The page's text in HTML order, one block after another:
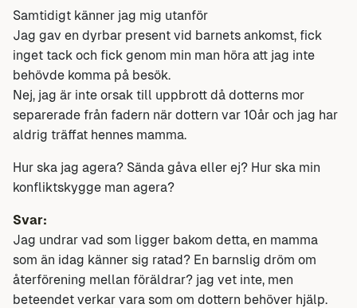
Samtidigt känner jag mig utanför
Jag gav en dyrbar present vid barnets ankomst, fick
inget tack och fick genom min man höra att jag inte
behövde komma på besök.
Nej, jag är inte orsak till uppbrott då dotterns mor
separerade från fadern när dottern var 10år och jag har
aldrig träffat hennes mamma.
Hur ska jag agera? Sända gåva eller ej? Hur ska min
konfliktskygge man agera?
Svar:
Jag undrar vad som ligger bakom detta, en mamma
som än idag känner sig ratad? En barnslig dröm om
återförening mellan föräldrar? jag vet inte, men
beteendet verkar vara som om dottern behöver hjälp.